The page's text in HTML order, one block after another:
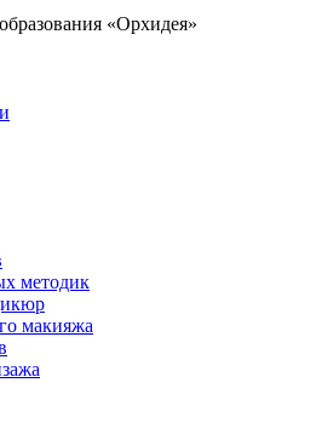
«Орхидея»
методик
макияжа